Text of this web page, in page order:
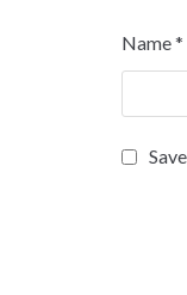
Name*